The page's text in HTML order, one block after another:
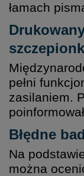
łamach
pełni
zasilaniem.
Błędne
Na
można